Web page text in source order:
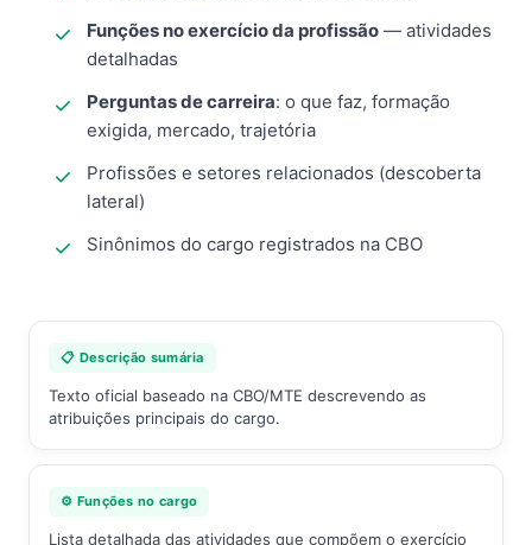
Funções no exercício da profissão — atividades
detalhadas
Perguntas de carreira: o que faz, formação
exigida, mercado, trajetória
Profissões e setores relacionados (descoberta
lateral)
Sinônimos do cargo registrados na CBO
📋 Descrição sumária
Texto oficial baseado na CBO/MTE descrevendo as
atribuições principais do cargo.
⚙️ Funções no cargo
Lista detalhada das atividades que compõem o exercício